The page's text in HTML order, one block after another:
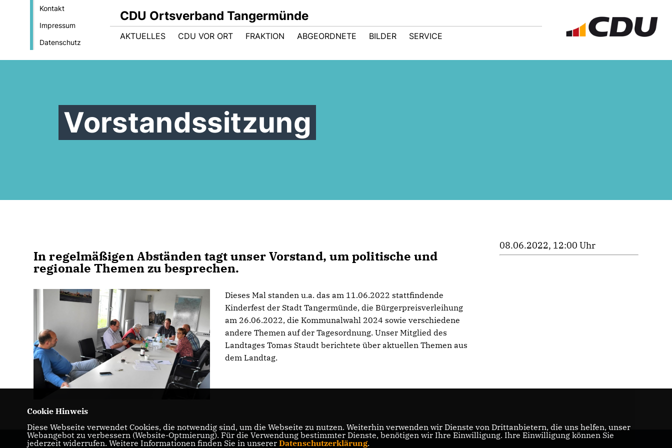
Kontakt
Impressum
Datenschutz
CDU Ortsverband Tangermünde
AKTUELLES CDU VOR ORT FRAKTION ABGEORDNETE BILDER SERVICE
Vorstandssitzung
In regelmäßigen Abständen tagt unser Vorstand, um politische und
regionale Themen zu besprechen.
Dieses Mal standen u.a. das am 11.06.2022 stattfindende
Kinderfest der Stadt Tangermünde, die Bürgerpreisverleihung
am 26.06.2022, die Kommunalwahl 2024 sowie verschiedene
andere Themen auf der Tagesordnung. Unser Mitglied des
Landtages Tomas Staudt berichtete über aktuellen Themen aus
dem Landtag.
08.06.2022, 12:00 Uhr
Cookie Hinweis
Diese Webseite verwendet Cookies, die notwendig sind, um die Webseite zu nutzen. Weiterhin verwenden wir Dienste von Drittanbietern, die uns helfen, unser
Webangebot zu verbessern (Website-Optmierung). Für die Verwendung bestimmter Dienste, benötigen wir Ihre Einwilligung. Ihre Einwilligung können Sie
jederzeit widerrufen. Weitere Informationen finden Sie in unserer Datenschutzerklärung.